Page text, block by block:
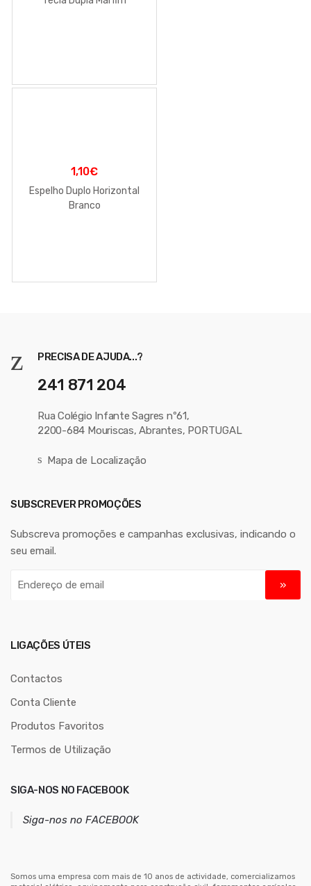
1,10€
Espelho Duplo Horizontal
Branco
PRECISA DE AJUDA...?
241 871 204
Rua Colégio Infante Sagres nº61,
2200-684 Mouriscas, Abrantes, PORTUGAL
Mapa de Localização
SUBSCREVER PROMOÇÕES
Subscreva promoções e campanhas exclusivas, indicando o
seu email.
r
ç
e
e
i
LIGAÇÕES ÚTEIS
Contactos
Conta Cliente
Produtos Favoritos
Termos de Utilização
SIGA-NOS NO FACEBOOK
Siga-nos no FACEBOOK
Somos uma empresa com mais de 10 anos de actividade, comercializamos